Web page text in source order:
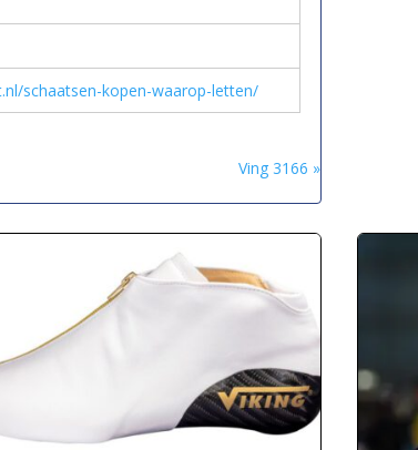
schaatsen-kopen-waarop-letten/
Ving 3166 »